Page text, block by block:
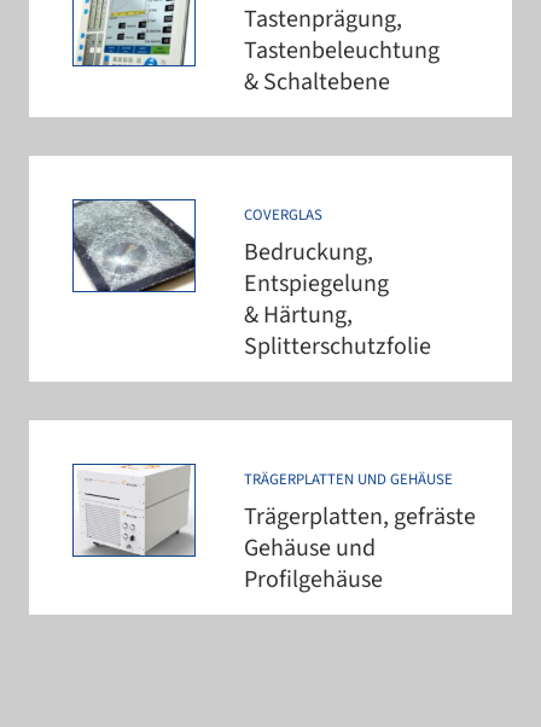
Tastenprägung,
Tastenbeleuchtung
& Schaltebene
COVERGLAS
Bedruckung,
Entspiegelung
& Härtung,
Splitterschutzfolie
TRÄGERPLATTEN UND GEHÄUSE
Trägerplatten, gefräste
Gehäuse und
Profilgehäuse